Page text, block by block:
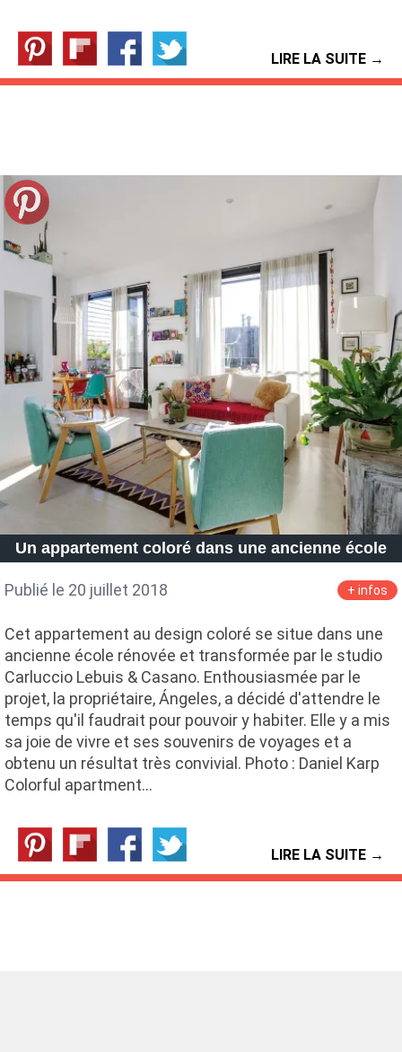
LIRE LA SUITE →
Un appartement coloré dans une ancienne école
Publié le 20 juillet 2018 + infos
Cet appartement au design coloré se situe dans une
ancienne école rénovée et transformée par le studio
Carluccio Lebuis & Casano. Enthousiasmée par le
projet, la propriétaire, Ángeles, a décidé d'attendre le
temps qu'il faudrait pour pouvoir y habiter. Elle y a mis
sa joie de vivre et ses souvenirs de voyages et a
obtenu un résultat très convivial. Photo : Daniel Karp
Colorful apartment…
LIRE LA SUITE →